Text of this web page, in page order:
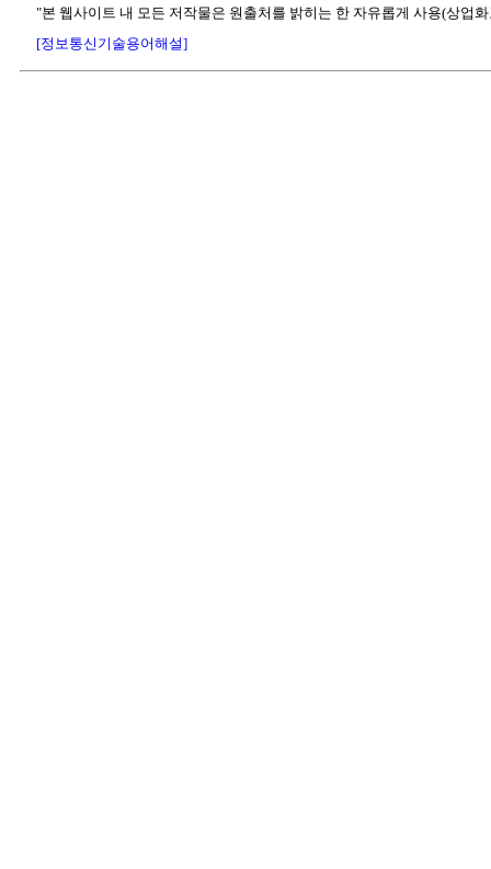
"본 웹사이트 내 모든 저작물은 원출처를 밝히는 한 자유롭게 사용(상업
[정보통신기술용어해설]